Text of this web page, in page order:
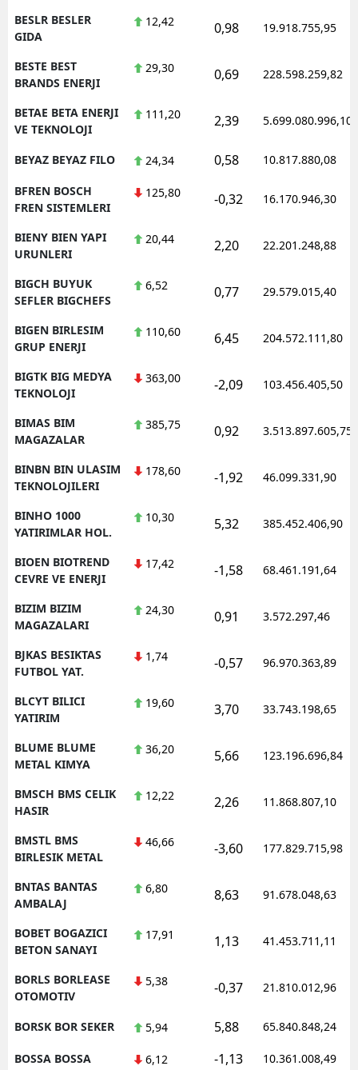
BESLR BESLER
GIDA
12,42 0,98 19.918.755,95
BESTE BEST
BRANDS ENERJI
29,30 0,69 228.598.259,82
BETAE BETA ENERJI
VE TEKNOLOJI
111,20 2,39 5.699.080.996,10
BEYAZ BEYAZ FILO 24,34 0,58 10.817.880,08
BFREN BOSCH
FREN SISTEMLERI
125,80 -0,32 16.170.946,30
BIENY BIEN YAPI
URUNLERI
20,44 2,20 22.201.248,88
BIGCH BUYUK
SEFLER BIGCHEFS
6,52 0,77 29.579.015,40
BIGEN BIRLESIM
GRUP ENERJI
110,60 6,45 204.572.111,80
BIGTK BIG MEDYA
TEKNOLOJI
363,00 -2,09 103.456.405,50
BIMAS BIM
MAGAZALAR
385,75 0,92 3.513.897.605,75
BINBN BIN ULASIM
TEKNOLOJILERI
178,60 -1,92 46.099.331,90
BINHO 1000
YATIRIMLAR HOL.
10,30 5,32 385.452.406,90
BIOEN BIOTREND
CEVRE VE ENERJI
17,42 -1,58 68.461.191,64
BIZIM BIZIM
MAGAZALARI
24,30 0,91 3.572.297,46
BJKAS BESIKTAS
FUTBOL YAT.
1,74 -0,57 96.970.363,89
BLCYT BILICI
YATIRIM
19,60 3,70 33.743.198,65
BLUME BLUME
METAL KIMYA
36,20 5,66 123.196.696,84
BMSCH BMS CELIK
HASIR
12,22 2,26 11.868.807,10
BMSTL BMS
BIRLESIK METAL
46,66 -3,60 177.829.715,98
BNTAS BANTAS
AMBALAJ
6,80 8,63 91.678.048,63
BOBET BOGAZICI
BETON SANAYI
17,91 1,13 41.453.711,11
BORLS BORLEASE
OTOMOTIV
5,38 -0,37 21.810.012,96
BORSK BOR SEKER 5,94 5,88 65.840.848,24
BOSSA BOSSA 6,12 -1,13 10.361.008,49